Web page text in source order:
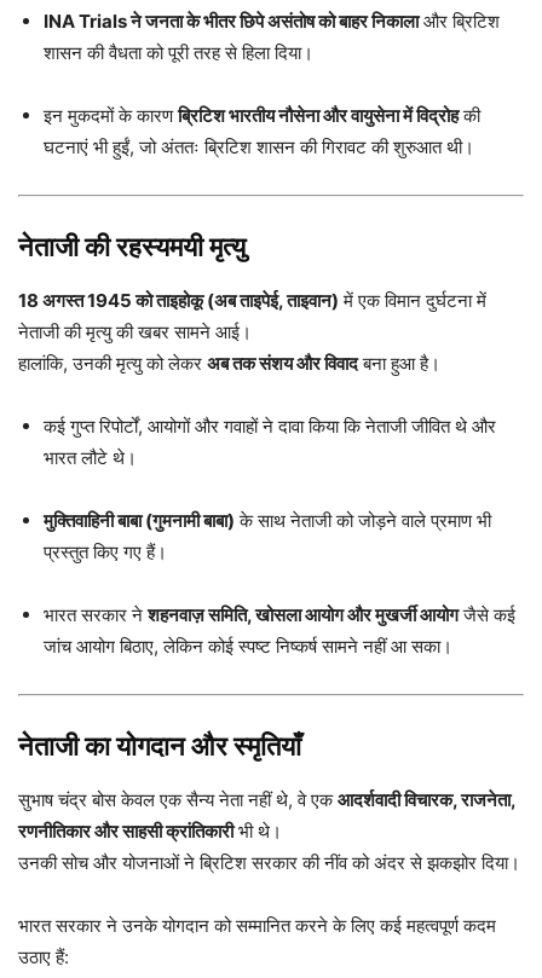
INA Trials ने जनता के भीतर छिपे असंतोष को बाहर निकालाऔर ब्रिटिश
शासन की वैधता को पूरी तरह से हिला दिया।
इन मुकदमों के कारणब्रिटिश भारतीय नौसेना और वायुसेना में विद्रोहकी
घटनाएं भी हुईं, जो अंततः ब्रिटिश शासन की गिरावट की शुरुआत थी।
नेताजी की रहस्यमयी मृत्यु
18 अगस्त 1945 को ताइहोकू (अब ताइपेई, ताइवान) में एक विमान दुर्घटना में
नेताजी की मृत्यु की खबर सामने आई।
हालांकि, उनकी मृत्यु को लेकर अब तक संशय और विवादबना हुआ है।
कई गुप्त रिपोर्टों, आयोगों और गवाहों ने दावा किया कि नेताजी जीवित थे और
भारत लौटे थे।
मुक्तिवाहिनी बाबा (गुमनामी बाबा) के साथ नेताजी को जोड़ने वाले प्रमाण भी
प्रस्तुत किए गए हैं।
भारत सरकार नेशहनवाज़ समिति, खोसला आयोग और मुखर्जी आयोगजैसे कई
जांच आयोग बिठाए, लेकिन कोई स्पष्ट निष्कर्ष सामने नहीं आ सका।
नेताजी का योगदान और स्मृतियाँ
सुभाष चंद्र बोस केवल एक सैन्य नेता नहीं थे, वे एकआदर्शवादी विचारक, राजनेता,
रणनीतिकार और साहसी क्रांतिकारीभी थे।
उनकी सोच और योजनाओं ने ब्रिटिश सरकार की नींव को अंदर से झकझोर दिया।
भारत सरकार ने उनके योगदान को सम्मानित करने के लिए कई महत्वपूर्ण कदम
उठाए हैं: